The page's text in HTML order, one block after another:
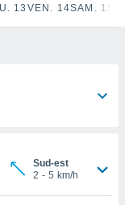
13 VEN. 14SAM. 15
Sud-est
2 - 5 km/h